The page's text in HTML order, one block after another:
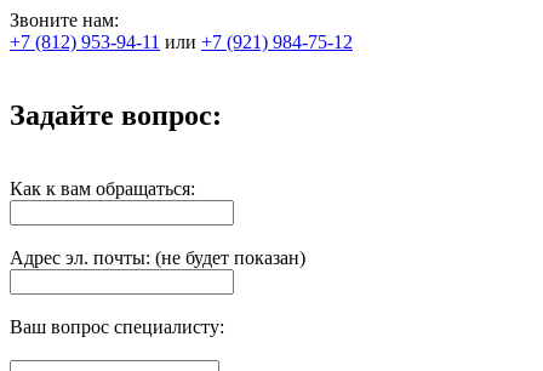
Звоните нам:
+7 (812) 953-94-11 или +7 (921) 984-75-12
Задайте вопрос:
Как к вам обращаться:
Адрес эл. почты: (не будет показан)
Ваш вопрос специалисту: